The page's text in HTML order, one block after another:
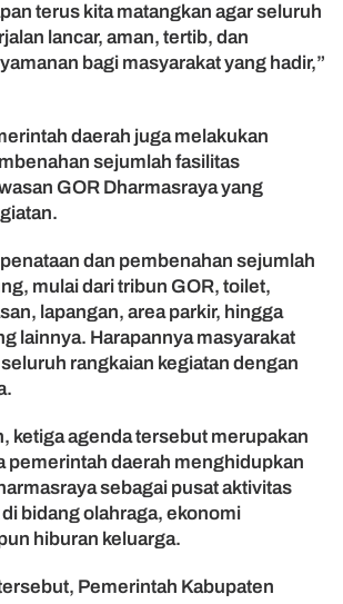
terus kita matangkan agar seluruh
lancar, aman, tertib, dan
bagi masyarakat yang hadir,”
daerah juga melakukan
sejumlah fasilitas
GOR Dharmasraya yang
dan pembenahan sejumlah
mulai dari tribun GOR, toilet,
lapangan, area parkir, hingga
lainnya. Harapannya masyarakat
rangkaian kegiatan dengan
ketiga agenda tersebut merupakan
pemerintah daerah menghidupkan
sebagai pusat aktivitas
bidang olahraga, ekonomi
hiburan keluarga.
Pemerintah Kabupaten